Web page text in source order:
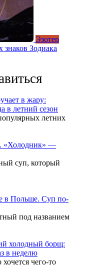
Эзотер
знаков Зодиака
в жару:
в летний сезон
летних
«Холодник» —
суп, который
в Польше. Суп по-
под названием
холодный борщ:
в неделю
чего-то